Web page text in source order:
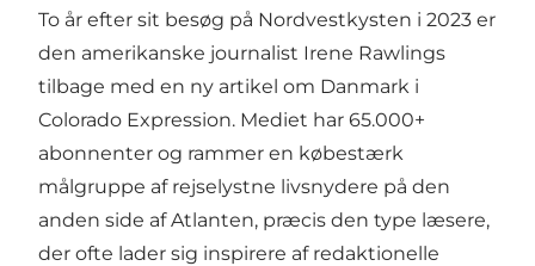
To år efter sit besøg på Nordvestkysten i 2023 er
den amerikanske journalist Irene Rawlings
tilbage med en ny artikel om Danmark i
Colorado Expression. Mediet har 65.000+
abonnenter og rammer en købestærk
målgruppe af rejselystne livsnydere på den
anden side af Atlanten, præcis den type læsere,
der ofte lader sig inspirere af redaktionelle